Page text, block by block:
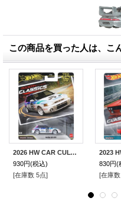
この商品を買った人は、こ
2026 HW CAR CULTURE "モダン・クラシックス" 【マツダ 323 GTR】WHITE/RR
930円(税込)
[在庫数 5点]
830円(
[在庫